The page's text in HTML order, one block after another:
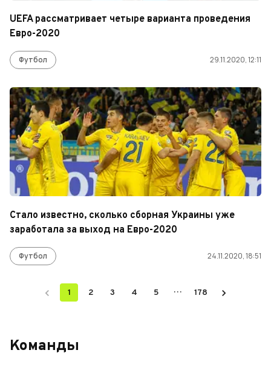
UEFA рассматривает четыре варианта проведения
Евро-2020
Футбол 29.11.2020, 12:11
Стало известно, сколько сборная Украины уже
заработала за выход на Евро-2020
Футбол 24.11.2020, 18:51
1 2 3 4 5 … 178
Команды